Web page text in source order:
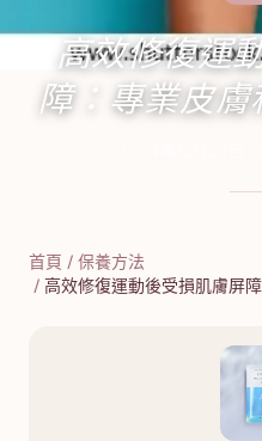
高效修復運
障：專業皮
首頁 / 保養方法
/ 高效修復運動後受損肌膚屏